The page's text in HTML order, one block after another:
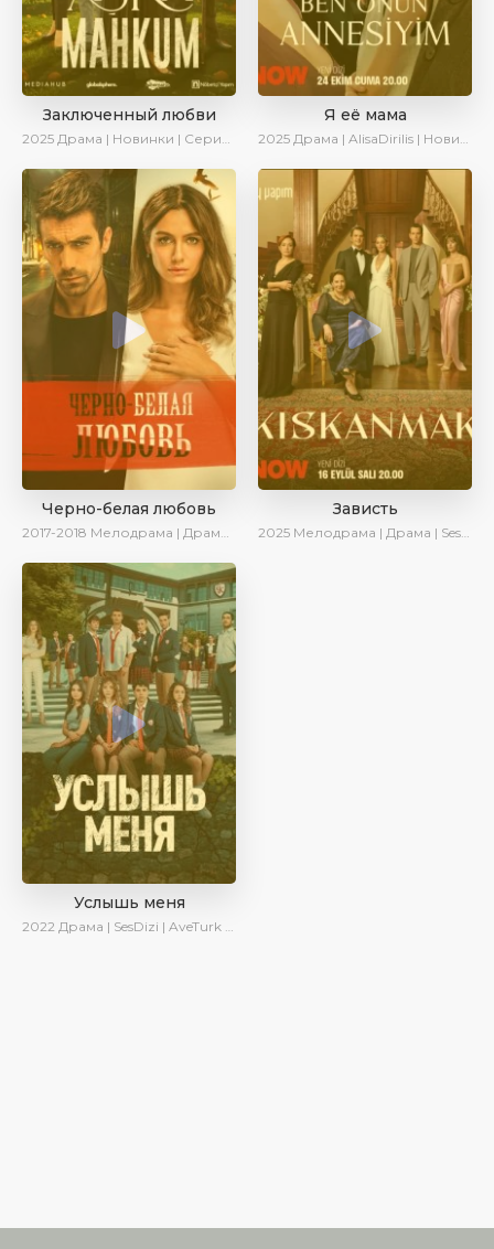
Заключенный любви
2025 Драма | Новинки | Сериалы 2025
Я её мама
2025 Драма | AlisaDirilis | Новинки | Сериалы 2025
Черно-белая любовь
2017-2018 Мелодрама | Драма | Боевик | SesDizi
Зависть
2025 Мелодрама | Драма | SesDizi | Ирина Котова | AlisaDirilis | Новинки | Сериалы 2025
Услышь меня
2022 Драма | SesDizi | AveTurk | Turok1990